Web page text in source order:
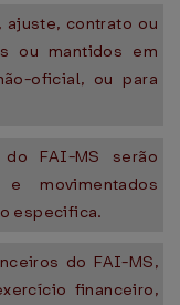
contrato ou
ou mantidos em
oficial, ou para
FAI-MS serão
e movimentados
especifica.
do FAI-MS,
financeiro,